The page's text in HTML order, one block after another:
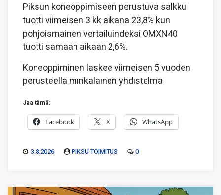
Piksun koneoppimiseen perustuva salkku
tuotti viimeisen 3 kk aikana 23,8% kun
pohjoismainen vertailuindeksi OMXN40
tuotti samaan aikaan 2,6%.
Koneoppiminen laskee viimeisen 5 vuoden
perusteella minkälainen yhdistelmä
Jaa tämä:
Facebook X WhatsApp
3.8.2026 PIKSU TOIMITUS 0